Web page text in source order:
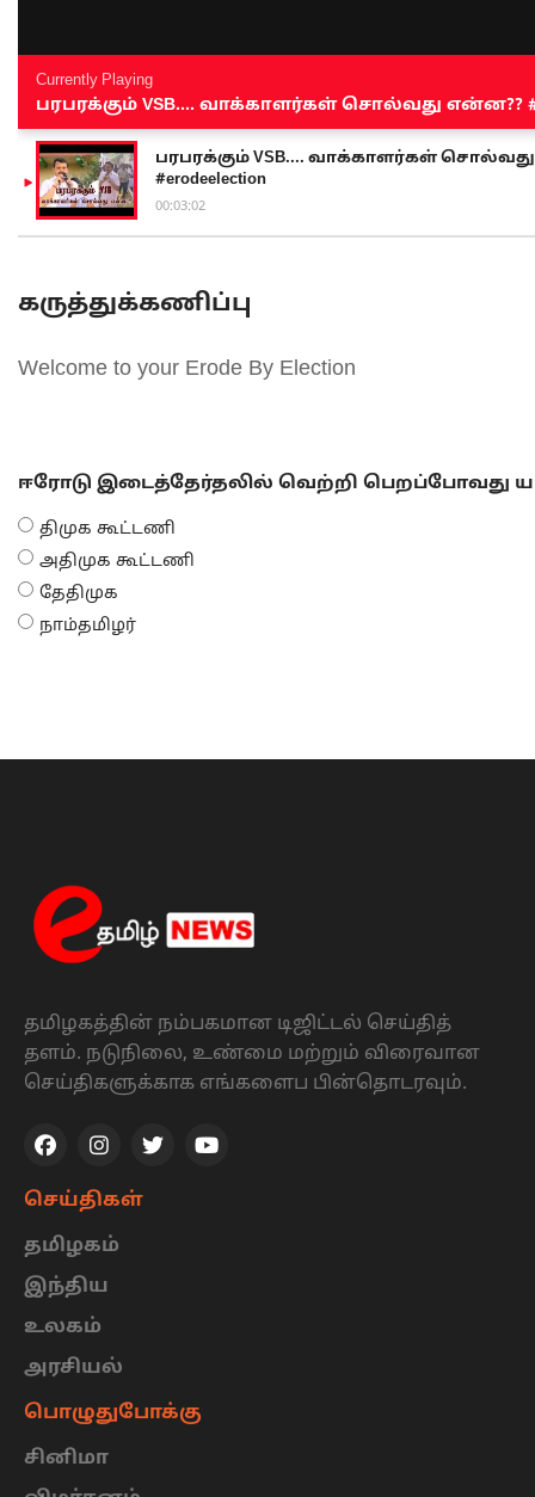
Currently Playing
பரபரக்கும் VSB.... வாக்காளர்கள் சொல்வது என்ன??
பரபரக்கும் VSB.... வாக்காளர்கள் சொல்வது
#erodeelection
00:03:02
கருத்துக்கணிப்பு
Welcome to your Erode By Election
ஈரோடு இடைத்தேர்தலில் வெற்றி பெறப்போவது
திமுக கூட்டணி
அதிமுக கூட்டணி
தேதிமுக
நாம்தமிழர்
தமிழகத்தின் நம்பகமான டிஜிட்டல் செய்தித்
தளம். நடுநிலை, உண்மை மற்றும் விரைவான
செய்திகளுக்காக எங்களைப பின்தொடரவும்.
செய்திகள்
தமிழகம்
இந்திய
உலகம்
அரசியல்
பொழுதுபோக்கு
சினிமா